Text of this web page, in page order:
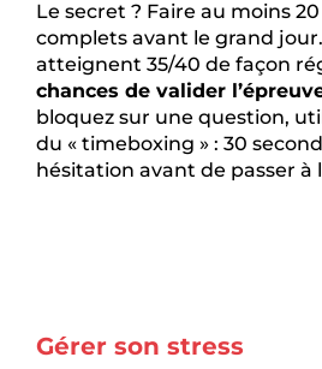
Le secret ? Faire au moins
complets avant le grand
atteignent 35/40 de façon
chances de valider
bloquez sur une question,
du « timeboxing » : 30
hésitation avant de passer à
Gérer son stress